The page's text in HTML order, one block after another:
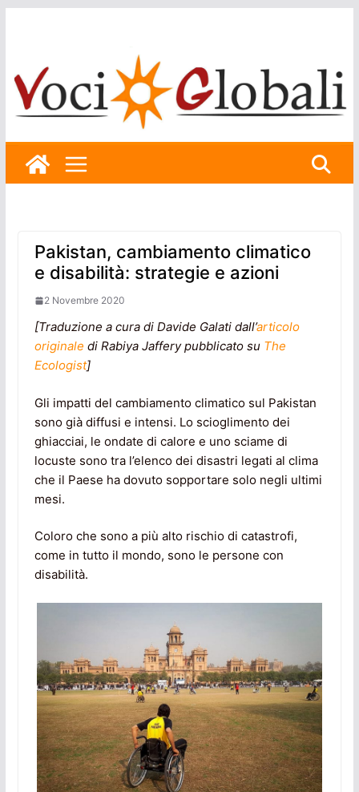
Pakistan, cambiamento climatico
e disabilità: strategie e azioni
2 Novembre 2020
[Traduzione a cura di Davide Galati dall’articolo
originale di Rabiya Jaffery pubblicato su The
Ecologist]
Gli impatti del cambiamento climatico sul Pakistan
sono già diffusi e intensi. Lo scioglimento dei
ghiacciai, le ondate di calore e uno sciame di
locuste sono tra l’elenco dei disastri legati al clima
che il Paese ha dovuto sopportare solo negli ultimi
mesi.
Coloro che sono a più alto rischio di catastrofi,
come in tutto il mondo, sono le persone con
disabilità.